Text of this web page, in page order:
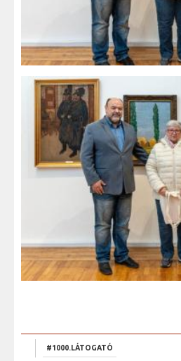
#1000.LÁTOGATÓ